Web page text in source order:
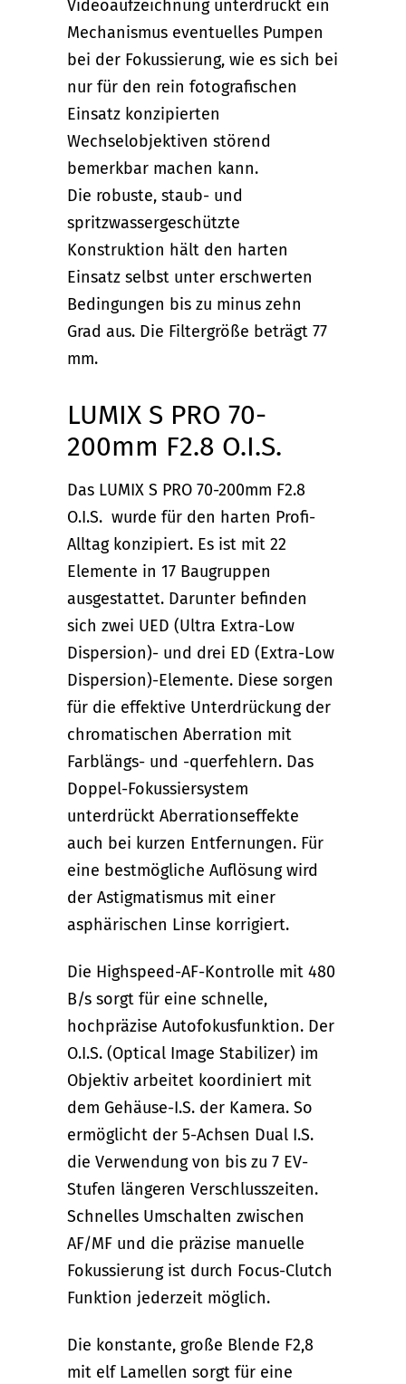
Videoaufzeichnung unterdrückt ein
Mechanismus eventuelles Pumpen
bei der Fokussierung, wie es sich bei
nur für den rein fotografischen
Einsatz konzipierten
Wechselobjektiven störend
bemerkbar machen kann.
Die robuste, staub- und
spritzwassergeschützte
Konstruktion hält den harten
Einsatz selbst unter erschwerten
Bedingungen bis zu minus zehn
Grad aus. Die Filtergröße beträgt 77
mm.
LUMIX S PRO 70-
200mm F2.8 O.I.S.
Das LUMIX S PRO 70-200mm F2.8
O.I.S. wurde für den harten Profi-
Alltag konzipiert. Es ist mit 22
Elemente in 17 Baugruppen
ausgestattet. Darunter befinden
sich zwei UED (Ultra Extra-Low
Dispersion)- und drei ED (Extra-Low
Dispersion)-Elemente. Diese sorgen
für die effektive Unterdrückung der
chromatischen Aberration mit
Farblängs- und -querfehlern. Das
Doppel-Fokussiersystem
unterdrückt Aberrationseffekte
auch bei kurzen Entfernungen. Für
eine bestmögliche Auflösung wird
der Astigmatismus mit einer
asphärischen Linse korrigiert.
Die Highspeed-AF-Kontrolle mit 480
B/s sorgt für eine schnelle,
hochpräzise Autofokusfunktion. Der
O.I.S. (Optical Image Stabilizer) im
Objektiv arbeitet koordiniert mit
dem Gehäuse-I.S. der Kamera. So
ermöglicht der 5-Achsen Dual I.S.
die Verwendung von bis zu 7 EV-
Stufen längeren Verschlusszeiten.
Schnelles Umschalten zwischen
AF/MF und die präzise manuelle
Fokussierung ist durch Focus-Clutch
Funktion jederzeit möglich.
Die konstante, große Blende F2,8
mit elf Lamellen sorgt für eine